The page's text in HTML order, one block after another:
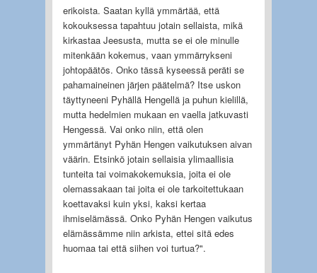
erikoista. Saatan kyllä ymmärtää, että
kokouksessa tapahtuu jotain sellaista, mikä
kirkastaa Jeesusta, mutta se ei ole minulle
mitenkään kokemus, vaan ymmärrykseni
johtopäätös. Onko tässä kyseessä peräti se
pahamaineinen järjen päätelmä? Itse uskon
täyttyneeni Pyhällä Hengellä ja puhun kielillä,
mutta hedelmien mukaan en vaella jatkuvasti
Hengessä. Vai onko niin, että olen
ymmärtänyt Pyhän Hengen vaikutuksen aivan
väärin. Etsinkö jotain sellaisia ylimaallisia
tunteita tai voimakokemuksia, joita ei ole
olemassakaan tai joita ei ole tarkoitettukaan
koettavaksi kuin yksi, kaksi kertaa
ihmiselämässä. Onko Pyhän Hengen vaikutus
elämässämme niin arkista, ettei sitä edes
huomaa tai että siihen voi turtua?".